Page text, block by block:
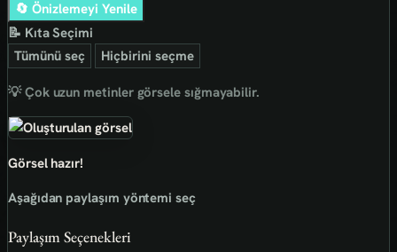
🔄 Önizlemeyi Yenile
📝 Kıta Seçimi
Tümünü seç
Hiçbirini seçme
💡 Çok uzun metinler görsele sığmayabilir.
Görsel hazır!
Aşağıdan paylaşım yöntemi seç
Paylaşım Seçenekleri